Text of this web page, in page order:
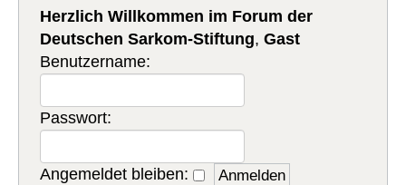
Herzlich Willkommen im Forum der
Deutschen Sarkom-Stiftung,Gast
Benutzername:
Passwort:
Angemeldet bleiben: